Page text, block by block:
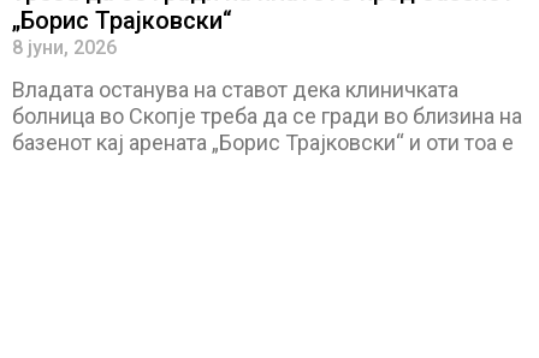
„Борис Трајковски“
8 јуни, 2026
Владата останува на ставот дека клиничката
болница во Скопје треба да се гради во близина на
базенот кај арената „Борис Трајковски“ и оти тоа е